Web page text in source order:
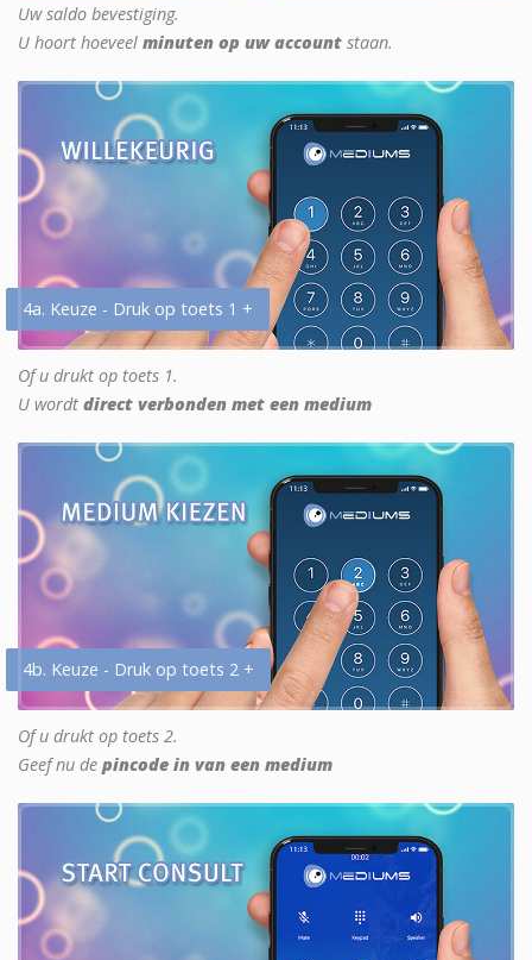
Uw saldo bevestiging.
U hoort hoeveel minuten op uw account staan.
4a. Keuze - Druk op toets 1 +
Of u drukt op toets 1.
U wordt direct verbonden met een medium
4b. Keuze - Druk op toets 2 +
Of u drukt op toets 2.
Geef nu de pincode in van een medium